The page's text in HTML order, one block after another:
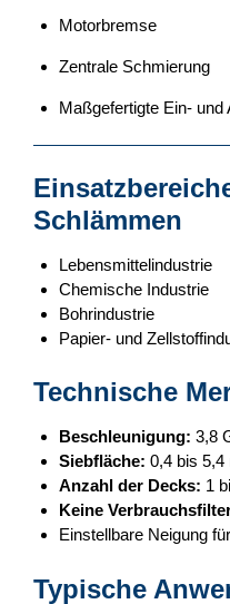
Motorbremse
Zentrale Schmierung
Maßgefertigte Ein- und
Schlämmen
Lebensmittelindustrie
Chemische Industrie
Bohrindustrie
Papier- und
Technische
Beschleunigung: 3,8
Siebfläche: 0,4 bis 5,4
Anzahl der Decks: 1
Keine
Einstellbare Neigung
Typische